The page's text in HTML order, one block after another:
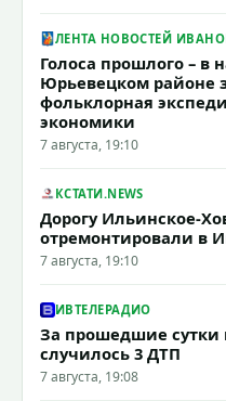
ЛЕНТА НОВОСТЕЙ
Голоса прошлого – в
Юрьевецком районе
фольклорная
экономики
7 августа, 19:10
КСТАТИ.NEWS
Дорогу Ильинское-
отремонтировали в
7 августа, 19:10
ИВТЕЛЕРАДИО
За прошедшие сутки
случилось 3 ДТП
7 августа, 19:08